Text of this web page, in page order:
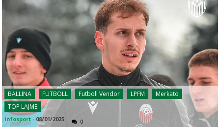
BALLINA FUTBOLL Futboll Vendor LPFM
Merkato
TOP LAJME
infosport - 08/01/2025 0